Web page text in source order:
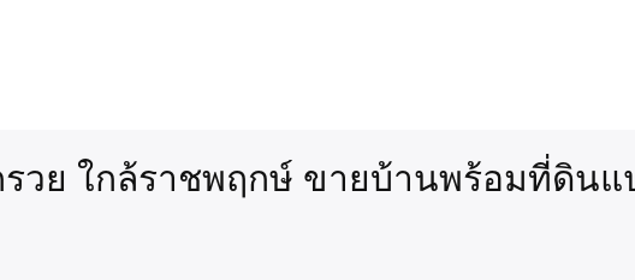
วย ใกล้ราชพฤกษ์ ขายบ้านพร้อมที่ดิน